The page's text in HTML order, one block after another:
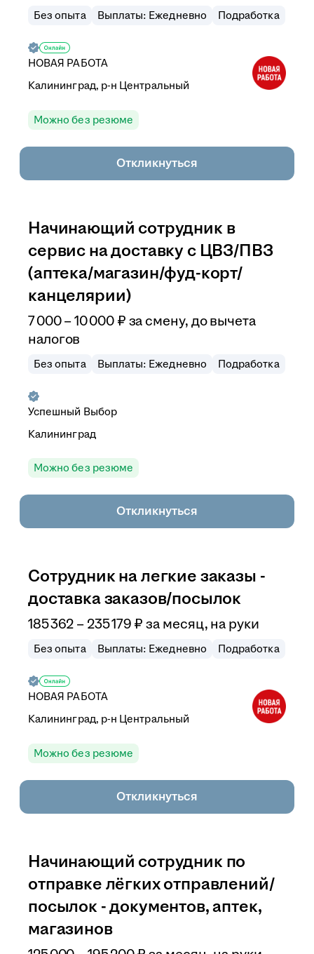
Без опыта Выплаты: Ежедневно Подработка
НОВАЯ РАБОТА
Калининград, р-н Центральный
Можно без резюме
Откликнуться
Начинающий сотрудник в
сервис на доставку с ЦВЗ/ПВЗ
(аптека/магазин/фуд-корт/
канцелярии)
7 000–10 000 ₽ за смену, до вычета
налогов
Без опыта Выплаты: Ежедневно Подработка
Успешный Выбор
Калининград
Можно без резюме
Откликнуться
Сотрудник на легкие заказы -
доставка заказов/посылок
185 362 – 235 179 ₽ за месяц, на руки
Без опыта Выплаты: Ежедневно Подработка
НОВАЯ РАБОТА
Калининград, р-н Центральный
Можно без резюме
Откликнуться
Начинающий сотрудник по
отправке лёгких отправлений/
посылок - документов, аптек,
магазинов